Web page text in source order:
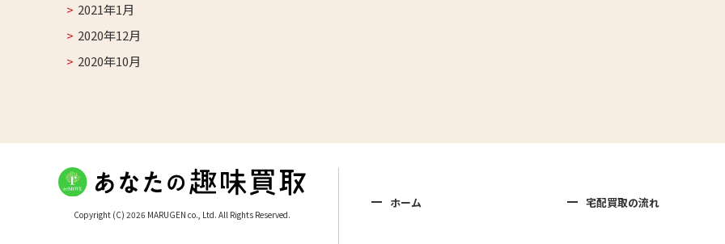
2021年1月
2020年12月
2020年10月
Copyright (C) 2026 MARUGEN co., Ltd. All Rights Reserved.
ホーム 宅配買取の流れ